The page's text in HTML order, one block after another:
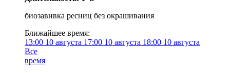
биозавивка ресниц без окрашивания
Ближайшее время:
13:00 10 августа 17:00 10 августа 18:00 10 августа
Все
время